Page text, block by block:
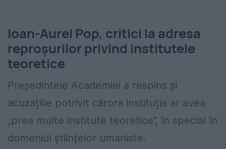
Ioan-Aurel Pop, critici la adresa
reproșurilor privind institutele
teoretice
Președintele Academiei a respins și
acuzațiile potrivit cărora instituția ar avea
„prea multe institute teoretice”, în special în
domeniul științelor umaniste.